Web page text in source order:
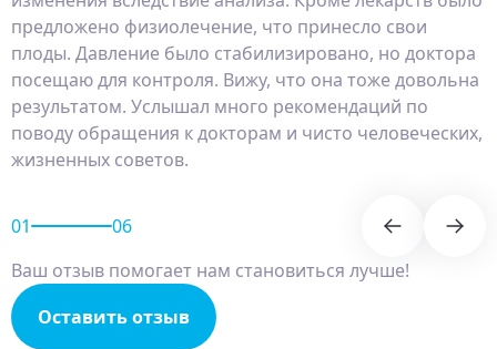
предложено физиолечение, что принесло свои
плоды. Давление было стабилизировано, но доктора
посещаю для контроля. Вижу, что она тоже довольна
результатом. Услышал много рекомендаций по
поводу обращения к докторам и чисто человеческих,
жизненных советов.
01
06
Ваш отзыв помогает нам становиться лучше!
Оставить отзыв